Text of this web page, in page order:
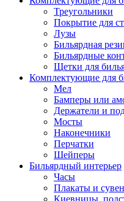
Треугольники
Покрытие для
Лузы
Бильярдная
Бильярдные
Щетки для
Комплектующие для
Мел
Бамперы или
Держатели и
Мосты
Наконечники
Перчатки
Шейперы
Бильярдный интерьер
Часы
Плакаты и